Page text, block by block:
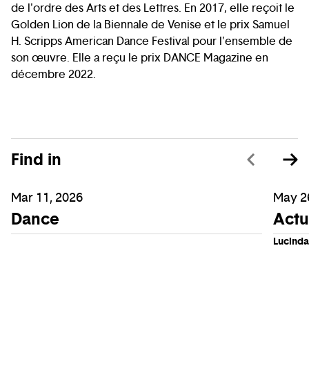
de l'ordre des Arts et des Lettres. En 2017, elle reçoit le
Golden Lion de la Biennale de Venise et le prix Samuel
H. Scripps American Dance Festival pour l'ensemble de
son œuvre. Elle a reçu le prix DANCE Magazine en
décembre 2022.
Find in
Mar 11, 2026
Dance
May